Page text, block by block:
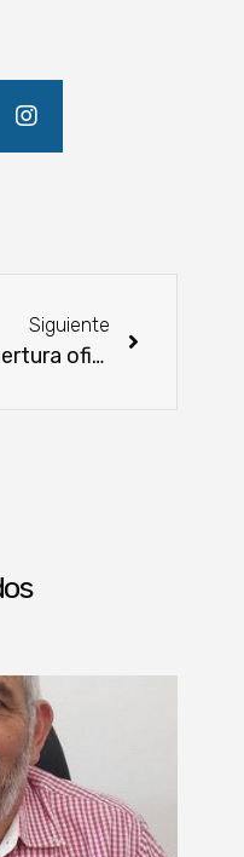
Siguiente
Apertura oficial de la Expo Regional Canindeyú